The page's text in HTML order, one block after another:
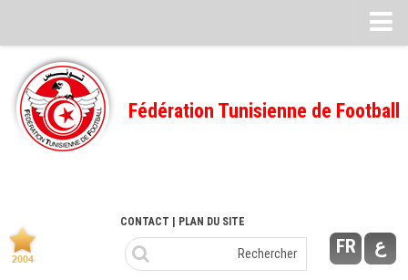
Feuille de match
FMI – 2022/2023
Ligue I – 2022/2023
Ligue I – 2020/2021
Fédération Tunisienne de Football
FR ع
CONTACT | PLAN DU SITE